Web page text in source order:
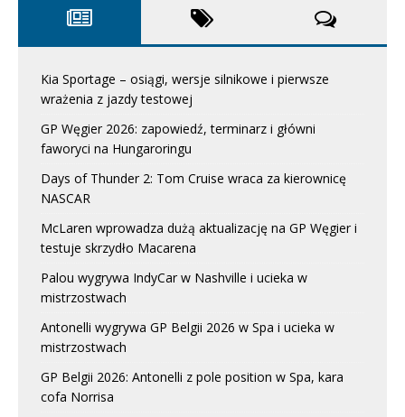
Kia Sportage – osiągi, wersje silnikowe i pierwsze
wrażenia z jazdy testowej
GP Węgier 2026: zapowiedź, terminarz i główni
faworyci na Hungaroringu
Days of Thunder 2: Tom Cruise wraca za kierownicę
NASCAR
McLaren wprowadza dużą aktualizację na GP Węgier i
testuje skrzydło Macarena
Palou wygrywa IndyCar w Nashville i ucieka w
mistrzostwach
Antonelli wygrywa GP Belgii 2026 w Spa i ucieka w
mistrzostwach
GP Belgii 2026: Antonelli z pole position w Spa, kara
cofa Norrisa